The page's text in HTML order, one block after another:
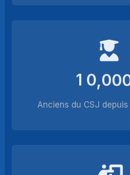
1 0,00
Anciens du CSJ